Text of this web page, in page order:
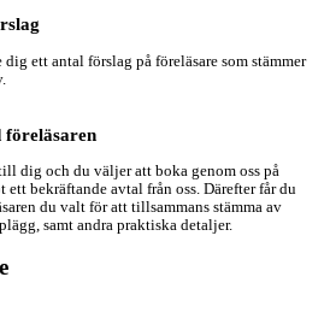
ett antal förslag på föreläsare som stämmer
föreläsaren
dig och du väljer att boka genom oss på
ett bekräftande avtal från oss. Därefter får du
du valt för att tillsammans stämma av
samt andra praktiska detaljer.